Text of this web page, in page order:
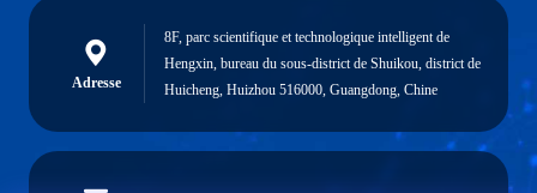
Adresse
8F, parc scientifique et technologique intelligent de
Hengxin, bureau du sous-district de Shuikou, district de
Huicheng, Huizhou 516000, Guangdong, Chine